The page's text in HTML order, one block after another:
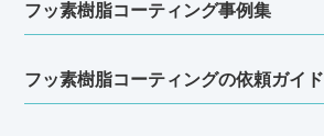
フッ素樹脂コーティング事例集
フッ素樹脂コーティングの依頼ガイド